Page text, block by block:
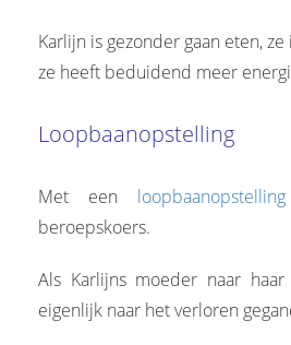
Karlijn is gezonder gaan eten,
ze heeft beduidend meer
Loopbaanopstelling
Met een loopbaanopstelling
beroepskoers.
Als Karlijns moeder naar
eigenlijk naar het verloren